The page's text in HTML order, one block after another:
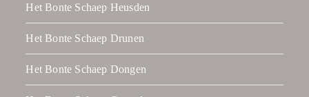
Het Bonte Schaep Heusden
Het Bonte Schaep Drunen
Het Bonte Schaep Dongen